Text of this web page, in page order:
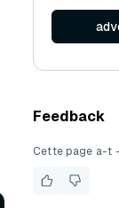
Feedback
Cette page a-t